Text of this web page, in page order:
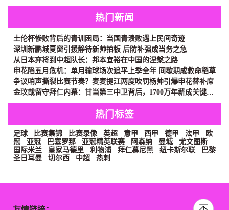
热门新闻
土伦杯惨败背后的青训困局：当国青溃败遇上民间奇迹
深圳新鹏城夏窗引援静待新帅拍板 后防补强成当务之急
从日本弃将到中超队长：邦本宜裕在中国的涅槃之路
申花陷五月危机：单月输球场次追平上季全年 间歇期成救命稻草
争议哨声撕裂比赛节奏？麦麦提江两度吹罚杨帅引爆申花替补席
金玟哉留守拜仁内幕：甘当第三中卫背后，1700万年薪成关键砝码
热门标签
足球 比赛集锦 比赛录像 英超 意甲 西甲 德甲 法甲
欧
冠
亚冠 巴塞罗那 亚冠精英联赛 阿森纳 曼城
尤文图斯
国际米兰
皇家马德里 利物浦 拜仁慕尼黑 纽卡斯尔联
巴黎
圣日耳曼
切尔西 中超 热刺